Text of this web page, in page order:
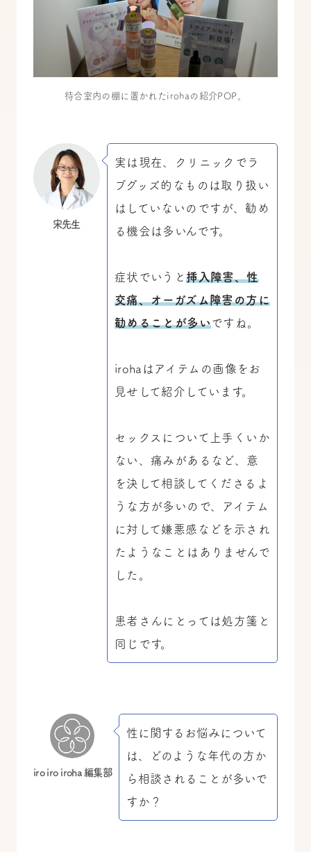
待合室内の棚に置かれたirohaの紹介POP。
宋先生
実は現在、クリニックでラ
ブグッズ的なものは取り扱い
はしていないのですが、勧め
る機会は多いんです。
症状でいうと挿入障害、性
交痛、オーガズム障害の方に
勧めることが多いですね。
irohaはアイテムの画像をお
見せして紹介しています。
セックスについて上手くいか
ない、痛みがあるなど、意
を決して相談してくださるよ
うな方が多いので、アイテム
に対して嫌悪感などを示され
たようなことはありませんで
した。
患者さんにとっては処方箋と
同じです。
iro iro iroha 編集部
性に関するお悩みについて
は、どのような年代の方か
ら相談されることが多いで
すか？